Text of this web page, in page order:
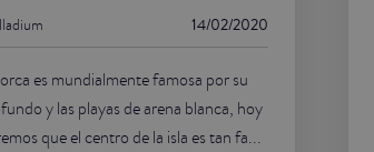
14/02/2020
es mundialmente famosa por su
y las playas de arena blanca, hoy
que el centro de la isla es tan fa...